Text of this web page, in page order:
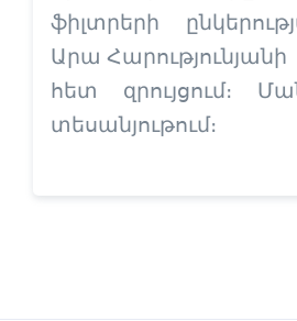
ֆիլտրերի
Արա Հարությունյանի
հետ զրույցում։
տեսանյութում։